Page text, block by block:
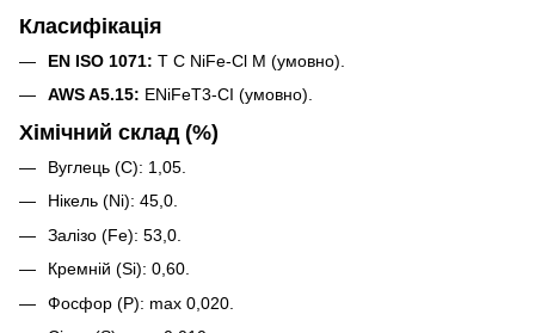
Класифікація
EN ISO 1071: T C NiFe-Cl M (умовно).
AWS A5.15: ENiFeT3-CI (умовно).
Хімічний склад (%)
Вуглець (C): 1,05.
Нікель (Ni): 45,0.
Залізо (Fe): 53,0.
Кремній (Si): 0,60.
Фосфор (P): max 0,020.